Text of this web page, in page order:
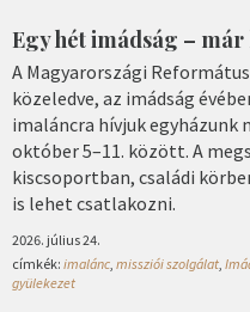
Egy hét imádság –
A Magyarországi
közeledve, az imádság
imaláncra hívjuk egyházunk
október 5–11. között. A
kiscsoportban, családi
is lehet csatlakozni.
2026. július 24.
címkék: imalánc missziói szolgálat
gyülekezet